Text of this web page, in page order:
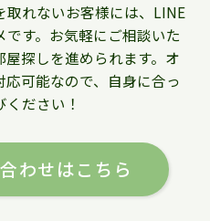
れないお客様には、LINE
す。お気軽にご相談いた
探しを進められます。オ
可能なので、自身に合っ
ださい！
わせはこちら